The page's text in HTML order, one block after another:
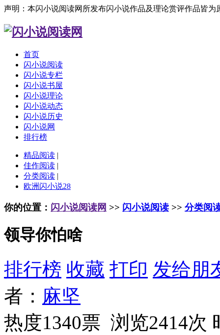
声明：本闪小说阅读网所发布闪小说作品及理论赏评作品皆
首页
闪小说阅读
闪小说专栏
闪小说书屋
闪小说理论
闪小说动态
闪小说历史
闪小说网
排行榜
精品阅读 |
佳作阅读 |
分类阅读 |
欧洲闪小说28
你的位置： 闪小说阅读网 >> 闪小说阅读 >> 分类阅
领导你怕啥
排行榜 收藏 打印 发给朋
者： 麻坚
热度1340票 浏览2414次